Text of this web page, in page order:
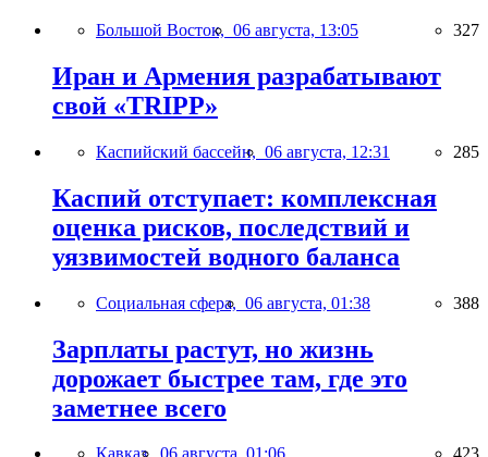
Большой Восток, 06 августа, 13:05 327
Иран и Армения разрабатывают
свой «TRIPP»
Каспийский бассейн, 06 августа, 12:31 285
Каспий отступает: комплексная
оценка рисков, последствий и
уязвимостей водного баланса
Социальная сфера, 06 августа, 01:38 388
Зарплаты растут, но жизнь
дорожает быстрее там, где это
заметнее всего